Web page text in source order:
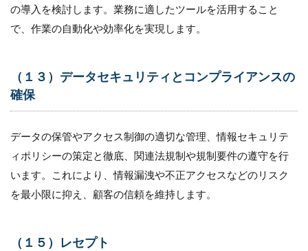
の導入を検討します。業務に適したツールを活用すること
で、作業の自動化や効率化を実現します。
（１３）データセキュリティとコンプライアンスの
確保
データの保管やアクセス制御の適切な管理、情報セキュリテ
ィポリシーの策定と徹底、関連法規制や規制要件の遵守を行
います。これにより、情報漏洩や不正アクセスなどのリスク
を最小限に抑え、顧客の信頼を維持します。
（１５）レセプト